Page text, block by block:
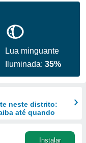
Lua minguante
Iluminada:35%
neste distrito:
até quando
Instalar